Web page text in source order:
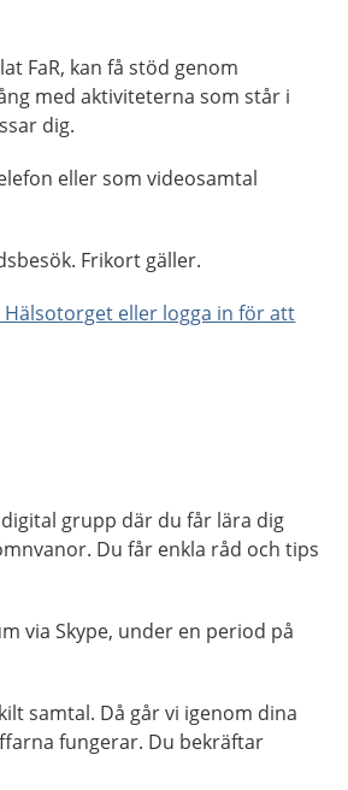
FaR, kan få stöd genom
med aktiviteterna som står i
dig.
eller som videosamtal
Frikort gäller.
Hälsotorget eller logga in för att
grupp där du får lära dig
Du får enkla råd och tips
via Skype, under en period på
samtal. Då går vi igenom dina
fungerar. Du bekräftar